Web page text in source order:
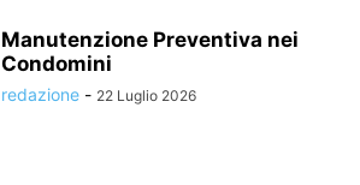
Manutenzione Preventiva nei
Condomini
redazione - 22 Luglio 2026